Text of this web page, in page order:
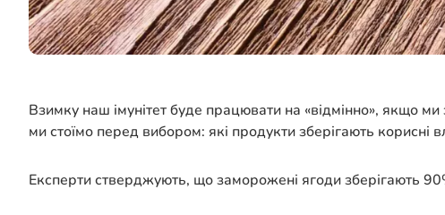
Взимку наш імунітет буде працювати на «відмінно», якщо
ми стоїмо перед вибором: які продукти зберігають корисні
Експерти стверджують, що заморожені ягоди зберігають